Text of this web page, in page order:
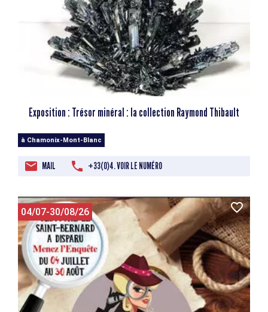
Exposition : Trésor minéral : la collection Raymond Thibault
à Chamonix-Mont-Blanc
MAIL +33(0)4. VOIR LE NUMÉRO
04/07-30/08/26